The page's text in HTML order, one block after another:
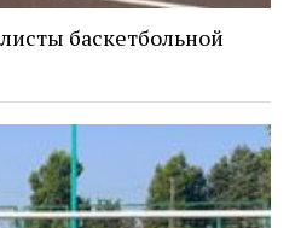
баскетбольной